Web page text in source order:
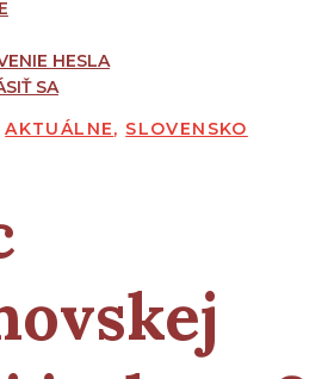
HESLA
SA
AKTUÁLNE, SLOVENSKO